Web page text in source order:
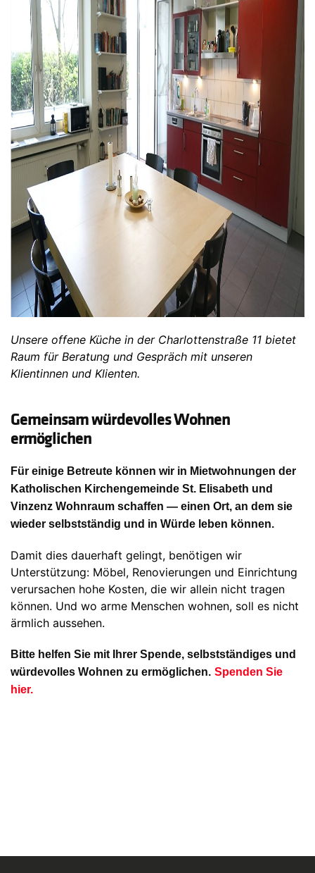
Unsere offene Küche in der Charlottenstraße 11 bietet
Raum für Beratung und Gespräch mit unseren
Klientinnen und Klienten.
Gemeinsam würdevolles Wohnen
ermöglichen
Für einige Betreute können wir in Mietwohnungen der
Katholischen Kirchengemeinde St. Elisabeth und
Vinzenz Wohnraum schaffen — einen Ort, an dem sie
wieder selbstständig und in Würde leben können.
Damit dies dauerhaft gelingt, benötigen wir
Unterstützung: Möbel, Renovierungen und Einrichtung
verursachen hohe Kosten, die wir allein nicht tragen
können. Und wo arme Menschen wohnen, soll es nicht
ärmlich aussehen.
Bitte helfen Sie mit Ihrer Spende, selbstständiges und
würdevolles Wohnen zu ermöglichen. Spenden Sie
hier.